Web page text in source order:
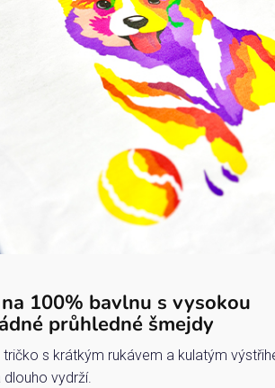
100% bavlnu s vysokou
průhledné šmejdy
tričko s krátkým rukávem a kulatým
vydrží.